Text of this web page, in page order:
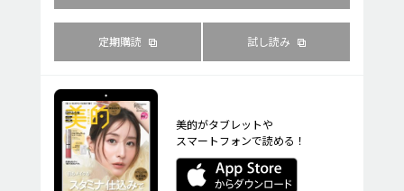
定期購読 試し読み
美的がタブレットや
スマートフォンで読める！